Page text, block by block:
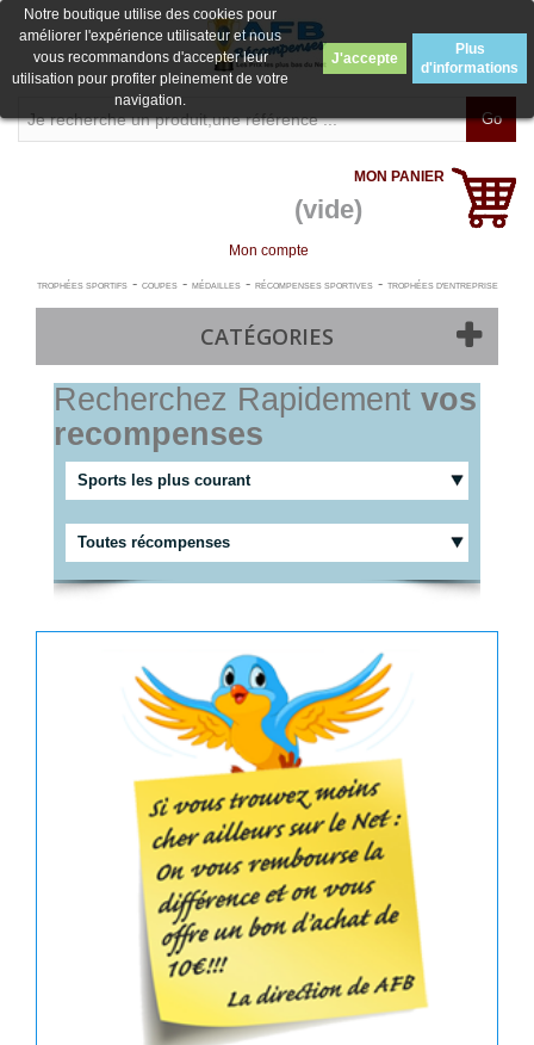
Go
MON PANIER
(vide)
Mon compte
TROPHÉES SPORTIFS- COUPES- MÉDAILLES- RÉCOMPENSES SPORTIVES- TROPHÉES D'ENTREPRISE
CATÉGORIES
Notre boutique utilise des cookies pour
améliorer l'expérience utilisateur et nous
vous recommandons d'accepter leur
utilisation pour profiter pleinement de votre
navigation.
J'accepte
Plus
d'informations
Recherchez Rapidement vos
recompenses
Sports les plus courant
Toutes récompenses